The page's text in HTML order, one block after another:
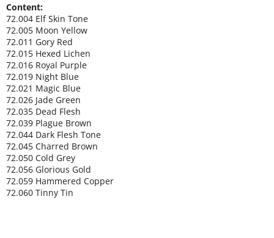
Content:
72.004 Elf Skin Tone
72.005 Moon Yellow
72.011 Gory Red
72.015 Hexed Lichen
72.016 Royal Purple
72.019 Night Blue
72.021 Magic Blue
72.026 Jade Green
72.035 Dead Flesh
72.039 Plague Brown
72.044 Dark Flesh Tone
72.045 Charred Brown
72.050 Cold Grey
72.056 Glorious Gold
72.059 Hammered Copper
72.060 Tinny Tin